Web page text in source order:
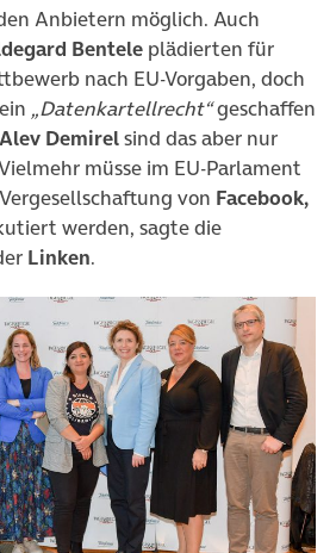
Anbietern möglich. Auch
Bentele plädierten für
nach EU-Vorgaben, doch
„Datenkartellrecht“geschaffen
Demirelsind das aber nur
müsse im EU-Parlament
von Facebook,
werden, sagte die
Linken.